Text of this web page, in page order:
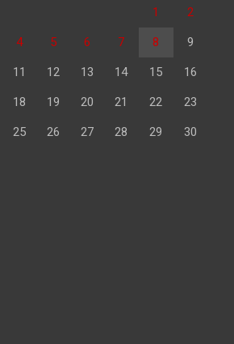
1 2
4 5 6 7 8 9
11 12 13 14 15 16
18 19 20 21 22 23
25 26 27 28 29 30